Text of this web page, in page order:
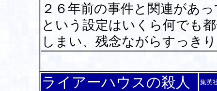
２６年前の事件と関連があ
という設定はいくら何でも
しまい、残念ながらすっき
ライアーハウスの殺人 集英